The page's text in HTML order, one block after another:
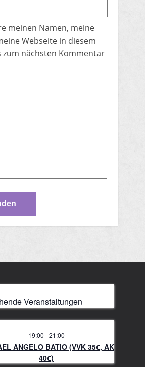
meinen Namen, meine
Webseite in diesem
zum nächsten Kommentar
Veranstaltungen
19:00 -21:00
ANGELO BATIO (VVK 35€, AK
40€)